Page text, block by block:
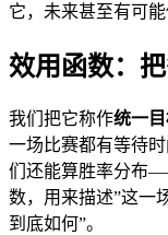
它，未来甚至有可
效用函数：
我们把它称作统一目
一场比赛都有等待
们还能算胜率分布
数，用来描述”这一
到底如何”。